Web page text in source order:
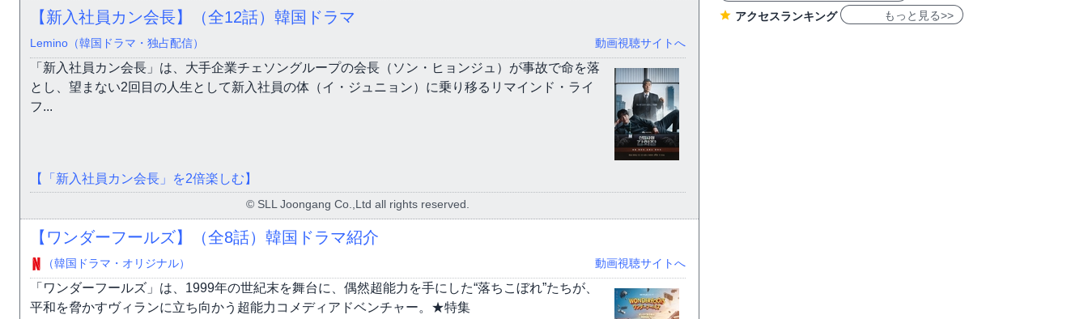
【新入社員カン会長】（全12話）韓国ドラマ
Lemino（韓国ドラマ・独占配信） 動画視聴サイトへ
「新入社員カン会長」は、大手企業チェソングループの会長（ソン・ヒョンジュ）が事故で命を落
とし、望まない2回目の人生として新入社員の体（イ・ジュニョン）に乗り移るリマインド・ライ
フ...
【「新入社員カン会長」を2倍楽しむ】
© SLL Joongang Co.,Ltd all rights reserved.
【ワンダーフールズ】（全8話）韓国ドラマ紹介
（韓国ドラマ・オリジナル） 動画視聴サイトへ
「ワンダーフールズ」は、1999年の世紀末を舞台に、偶然超能力を手にした“落ちこぼれ”たちが、
平和を脅かすヴィランに立ち向かう超能力コメディアドベンチャー。★特集
アクセスランキング
もっと見る>>